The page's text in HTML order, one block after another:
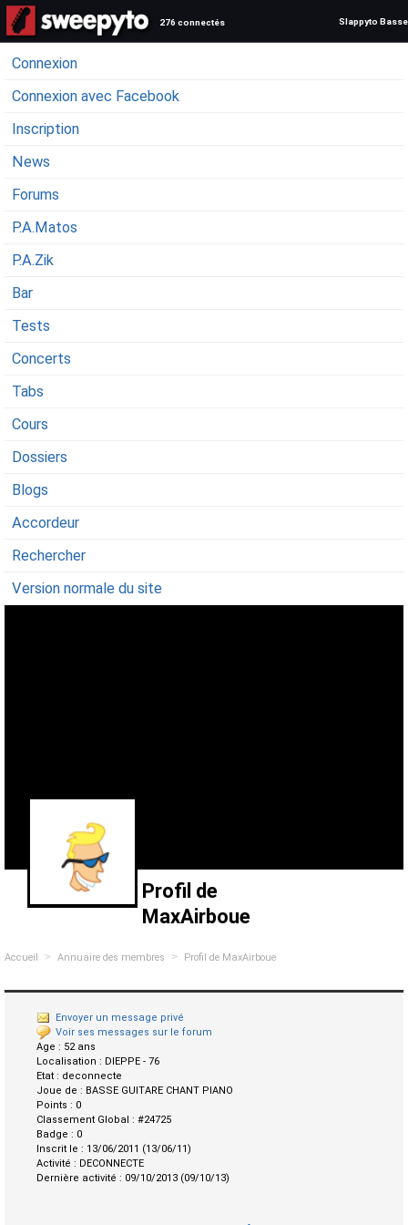
276 connectés Slappyto Basse
Connexion
Connexion avec Facebook
Inscription
News
Forums
P.A.Matos
P.A.Zik
Bar
Tests
Concerts
Tabs
Cours
Dossiers
Blogs
Accordeur
Rechercher
Version normale du site
Profil de
MaxAirboue
Accueil > Annuaire des membres > Profil de MaxAirboue
Envoyer un message privé
Voir ses messages sur le forum
Age : 52 ans
Localisation : DIEPPE - 76
Etat : deconnecte
Joue de : BASSE GUITARE CHANT PIANO
Points : 0
Classement Global : #24725
Badge : 0
Inscrit le : 13/06/2011 (13/06/11)
Activité : DECONNECTE
Dernière activité : 09/10/2013 (09/10/13)